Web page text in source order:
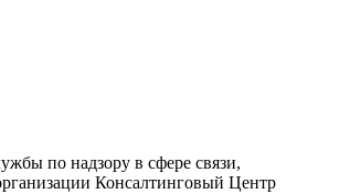
по надзору в сфере связи,
Консалтинговый Центр